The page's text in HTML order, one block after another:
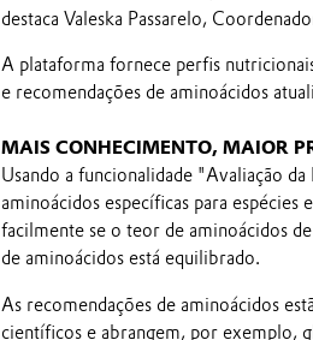
destaca Valeska Passarelo,
A plataforma fornece perfis
e recomendações de aminoácidos
MAIS CONHECIMENTO, MAIOR
Usando a funcionalidade "Avaliação
aminoácidos específicas para
facilmente se o teor de aminoácidos
de aminoácidos está equilibrado.
As recomendações de aminoácidos
científicos e abrangem, por exemplo,